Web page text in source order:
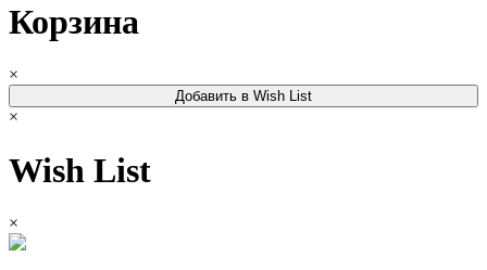
Корзина
×
Добавить в Wish List
×
Wish List
×